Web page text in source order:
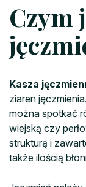
Czym
Kasza
ziaren
można spotkać
wiejską czy
strukturą i
także ilością